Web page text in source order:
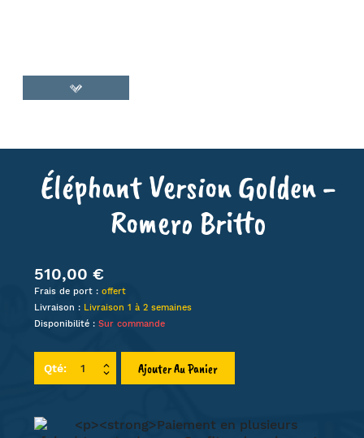
Éléphant Version Golden -
Romero Britto
510,00 €
Frais de port : offert
Livraison : Livraison 1 à 2 semaines
Disponibilité : Sur commande
Qté: Ajouter Au Panier